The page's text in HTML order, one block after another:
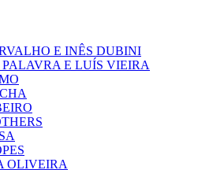
E INÊS DUBINI
E LUÍS VIEIRA
OLIVEIRA